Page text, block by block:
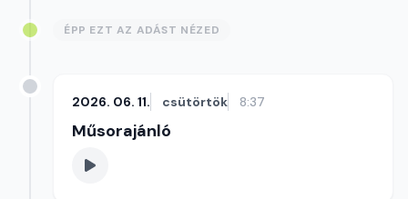
ÉPP EZT AZ ADÁST NÉZED
2026. 06. 11. csütörtök 8:37
Műsorajánló